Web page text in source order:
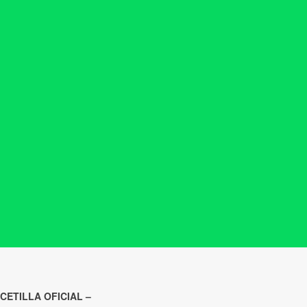
OFICIAL –